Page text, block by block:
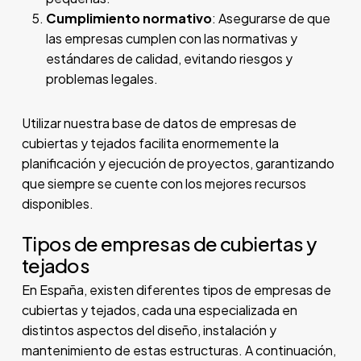
Cumplimiento normativo: Asegurarse de que
las empresas cumplen con las normativas y
estándares de calidad, evitando riesgos y
problemas legales.
Utilizar nuestra base de datos de empresas de
cubiertas y tejados facilita enormemente la
planificación y ejecución de proyectos, garantizando
que siempre se cuente con los mejores recursos
disponibles.
Tipos de empresas de cubiertas y
tejados
En España, existen diferentes tipos de empresas de
cubiertas y tejados, cada una especializada en
distintos aspectos del diseño, instalación y
mantenimiento de estas estructuras. A continuación,